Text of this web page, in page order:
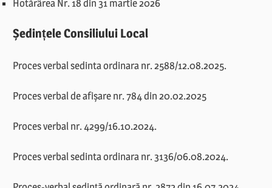
Hotărârea Nr. 18 din 31 martie 2026
Ședințele Consiliului Local
Proces verbal sedinta ordinara nr. 2588/12.08.2025.
Proces verbal de afișare nr. 784 din 20.02.2025
Proces verbal nr. 4299/16.10.2024.
Proces verbal sedinta ordinara nr. 3136/06.08.2024.